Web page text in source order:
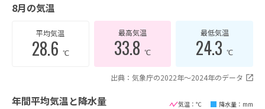
8月の気温
平均気温
28.6 ℃
最高気温
33.8 ℃
最低気温
24.3℃
出典：気象庁の2022年〜2024年のデータ
年間平均気温と降水量 気温：℃ 降水量：mm